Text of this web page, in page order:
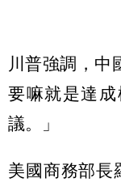
川普強調，中
要嘛就是達
議。」
美國商務部長